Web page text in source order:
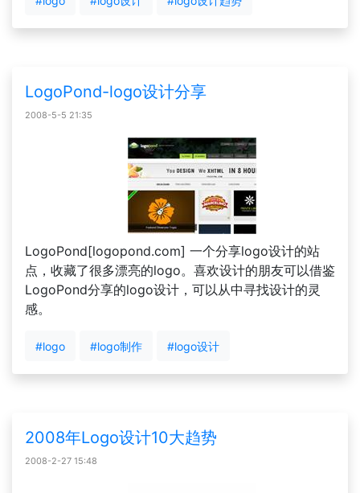
LogoPond-logo设计分享
2008-5-5 21:35
LogoPond[logopond.com] 一个分享logo设计的站
点，收藏了很多漂亮的logo。喜欢设计的朋友可以借鉴
LogoPond分享的logo设计，可以从中寻找设计的灵
感。
#logo #logo制作 #logo设计
2008年Logo设计10大趋势
2008-2-27 15:48